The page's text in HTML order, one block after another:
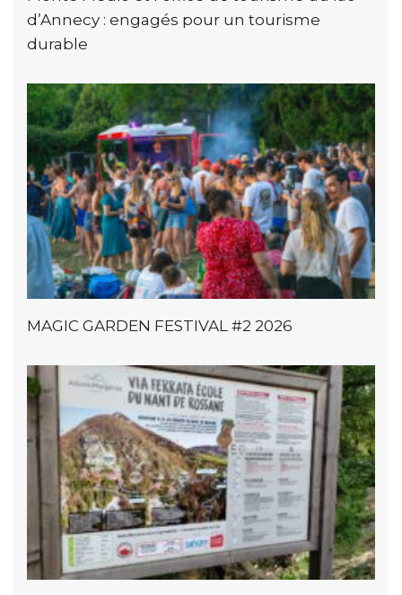
d’Annecy : engagés pour un tourisme
durable
MAGIC GARDEN FESTIVAL #2 2026